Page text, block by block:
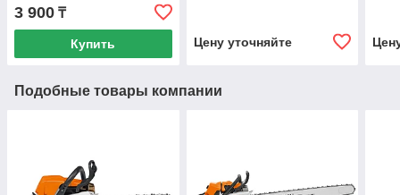
3 900 ₸
Купить Цену уточняйте
Подобные товары компании